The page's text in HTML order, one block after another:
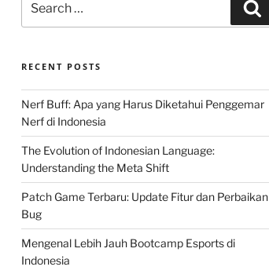
for:
RECENT POSTS
Nerf Buff: Apa yang Harus Diketahui Penggemar
Nerf di Indonesia
The Evolution of Indonesian Language:
Understanding the Meta Shift
Patch Game Terbaru: Update Fitur dan Perbaikan
Bug
Mengenal Lebih Jauh Bootcamp Esports di
Indonesia